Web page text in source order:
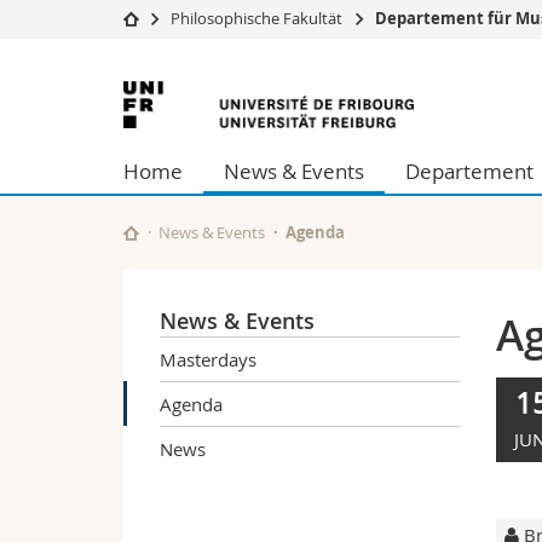
Universität
Studium
Forschung
Universität
Weiterbildung
Wirtschafts-
Philosophische
Philosophische Fakultät Departement für
Universität
Freiburg
Home News & Events Departement
News & Events Agenda
News & Events
Masterdays
Agenda
News